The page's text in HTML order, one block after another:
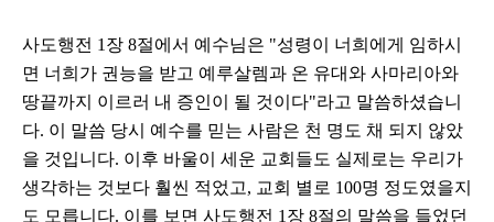
사도행전 1장 8절에서 예수님은 "성령이 너희에게 임하시
면 너희가 권능을 받고 예루살렘과 온 유대와 사마리아와
땅끝까지 이르러 내 증인이 될 것이다"라고 말씀하셨습니
다. 이 말씀 당시 예수를 믿는 사람은 천 명도 채 되지 않았
을 것입니다. 이후 바울이 세운 교회들도 실제로는 우리가
생각하는 것보다 훨씬 적었고, 교회 별로 100명 정도였을지
도 모릅니다. 이를 보면 사도행전 1장 8절의 말씀을 들었던